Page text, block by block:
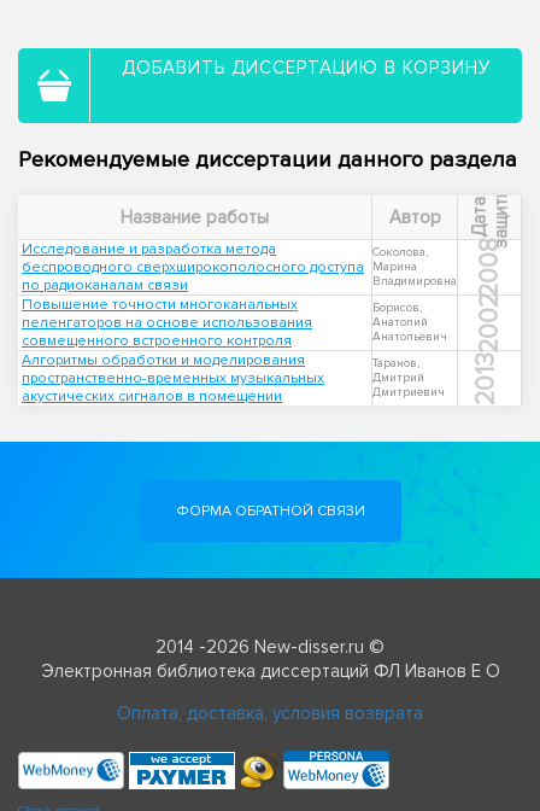
ДОБАВИТЬ ДИССЕРТАЦИЮ В КОРЗИНУ
Рекомендуемые диссертации данного раздела
Название работы Автор Д
а
т
а
з
а
щ
и
т ы
Исследование и разработка метода
беспроводного сверхширокополосного доступа
по радиоканалам связи
Соколова,
Марина
Владимировна
2008
Повышение точности многоканальных
пеленгаторов на основе использования
совмещенного встроенного контроля
Борисов,
Анатолий
Анатольевич
2002
Алгоритмы обработки и моделирования
пространственно-временных музыкальных
акустических сигналов в помещении
Таранов,
Дмитрий
Дмитриевич
2013
ФОРМА ОБРАТНОЙ СВЯЗИ
2014 -2026 New-disser.ru ©
Электронная библиотека диссертаций ФЛ Иванов Е О
Оплата, доставка, условия возврата